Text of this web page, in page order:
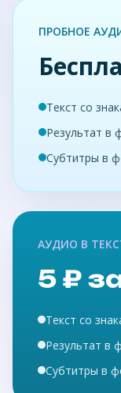
ПРОБНОЕ
Текст со
Результат в
Субтитры в
АУДИО В
5 ₽
Текст со
Результат в
Субтитры в